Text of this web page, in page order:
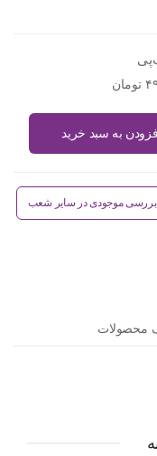
به سبد خرید
بررسی موجودی در سایر شعب
محصولات